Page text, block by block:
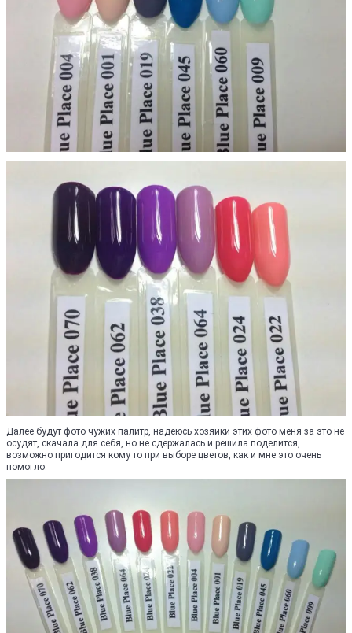
Далее будут фото чужих палитр, надеюсь хозяйки этих фото меня за это не
осудят, скачала для себя, но не сдержалась и решила поделится,
возможно пригодится кому то при выборе цветов, как и мне это очень
помогло.